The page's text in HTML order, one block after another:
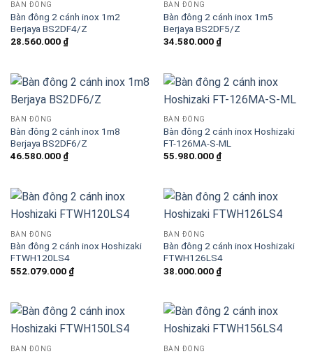
BÀN ĐÔNG
Bàn đông 2 cánh inox 1m2
Berjaya BS2DF4/Z
28.560.000 ₫
BÀN ĐÔNG
Bàn đông 2 cánh inox 1m5
Berjaya BS2DF5/Z
34.580.000 ₫
BÀN ĐÔNG
Bàn đông 2 cánh inox 1m8
Berjaya BS2DF6/Z
46.580.000 ₫
BÀN ĐÔNG
Bàn đông 2 cánh inox Hoshizaki
FT-126MA-S-ML
55.980.000 ₫
BÀN ĐÔNG
Bàn đông 2 cánh inox Hoshizaki
FTWH120LS4
552.079.000 ₫
BÀN ĐÔNG
Bàn đông 2 cánh inox Hoshizaki
FTWH126LS4
38.000.000 ₫
BÀN ĐÔNG BÀN ĐÔNG